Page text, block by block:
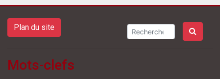
Plan du site
Mots-clefs